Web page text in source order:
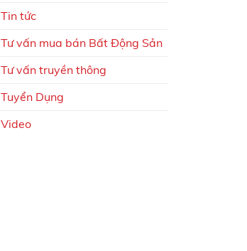
Tin tức
Tư vấn mua bán Bất Động Sản
Tư vấn truyền thông
Tuyển Dụng
Video